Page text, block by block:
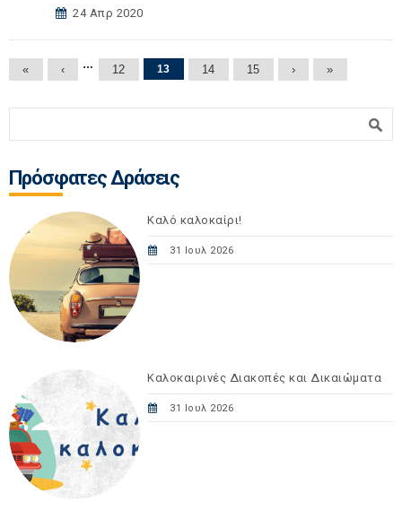
24 Απρ 2020
Σελίδες
« ‹ … 12 13 14 15 › »
Πρόσφατες Δράσεις
Καλό καλοκαίρι!
31 Ιουλ 2026
Καλοκαιρινές Διακοπές και Δικαιώματα
31 Ιουλ 2026